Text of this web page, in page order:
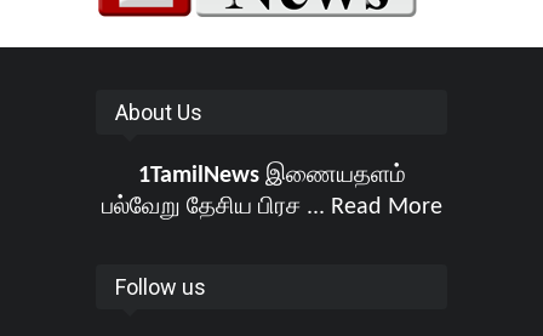
About Us
1TamilNewsஇணையதளம்
பல்வேறு தேசிய பிரச ... Read More
Follow us